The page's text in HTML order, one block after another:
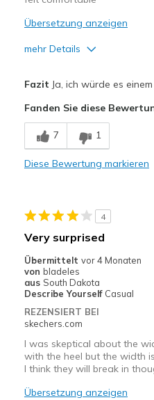
Übersetzung anzeigen
mehr Details
Geeignete Verwendung
Travel
View On Shoes
Shoes
Fazit Ja, ich würde es
Fanden Sie diese
7 1
Diese Bewertung markieren
4
Very surprised
Übermittelt vor 4 Monaten
von bladeles
aus South Dakota
Describe Yourself Casual
REZENSIERT BEI
skechers.com
I was skeptical about the
with the heel but the width
I think they will break in
Übersetzung anzeigen